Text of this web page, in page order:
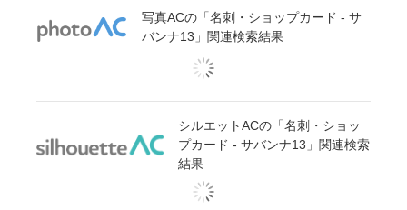
写真ACの「名刺・ショップカード - サ
バンナ13」関連検索結果
シルエットACの「名刺・ショッ
プカード - サバンナ13」関連検索
結果